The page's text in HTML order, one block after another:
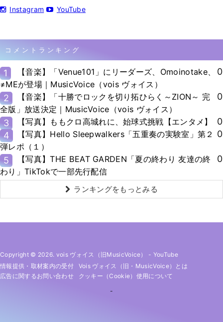
Instagram YouTube
コメントランキング
1
【音楽】「Venue101」にリーダーズ、Omoinotake、
≠MEが登場｜MusicVoice（vois ヴォイス）
0
2
【音楽】「十勝でロックを切り拓ひらく～ZION～ 完
全版」放送決定｜MusicVoice（vois ヴォイス）
0
3 【写真】ももクロ高城れに、始球式挑戦【エンタメ】
0
4
【写真】Hello Sleepwalkers「五重奏の実験室」第２
弾レポ（１）
0
5
【写真】THE BEAT GARDEN「夏の終わり 友達の終
わり」TikTokで一部先行配信
0
ランキングをもっとみる
Copyright © 2026. vois ヴォイス（旧MusicVoice） - YouTube
情報提供・取材案内の受付
Vois ヴォイス（旧・MusicVoice）とは
広告に関するお問い合わせ
クッキー（cookie）使用について
-